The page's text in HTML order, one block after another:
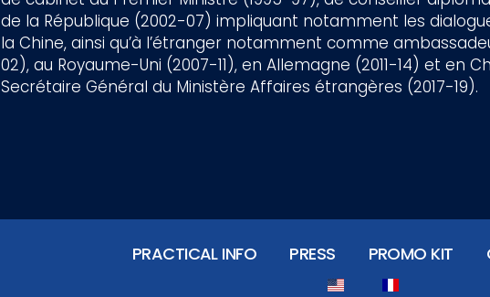
de la République (2002-07) impliquant notamment les
la Chine, ainsi qu’à l’étranger notamment comme
02), au Royaume-Uni (2007-11), en Allemagne (2011-14) et en
Secrétaire Général du Ministère Affaires étrangères (2017-19).
PRACTICAL INFO PRESS PROMO KIT